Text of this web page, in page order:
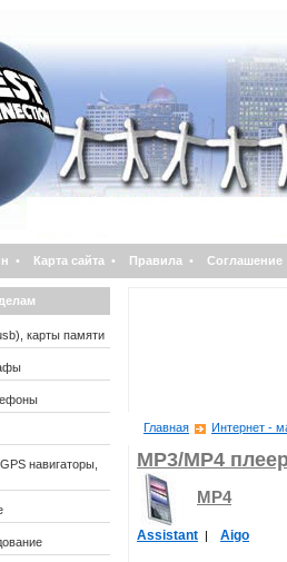
• Карта сайта • Правила • Соглашение
карты памяти
навигаторы,
Главная Интернет -
MP3/MP4
MP4
Assistant | Aigo